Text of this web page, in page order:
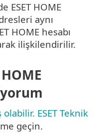
ESET HOME
aynı
HOME hesabı
ilişkilendirilir.
olabilir. ESET Teknik
geçin.